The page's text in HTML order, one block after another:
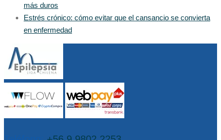
más duros
Estrés crónico: cómo evitar que el cansancio se convierta
en enfermedad